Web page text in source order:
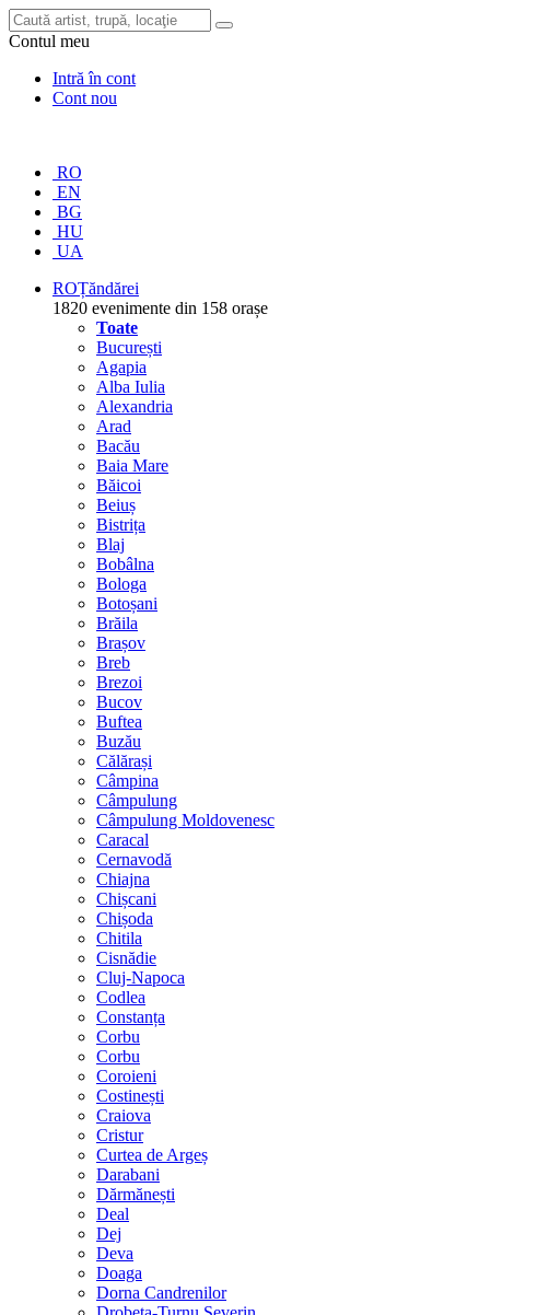
Contul meu
Intră în cont
Cont nou
RO
EN
BG
HU
UA
ROȚăndărei
1820 evenimente din 158 orașe
Toate
București
Agapia
Alba Iulia
Alexandria
Arad
Bacău
Baia Mare
Băicoi
Beiuș
Bistrița
Blaj
Bobâlna
Bologa
Botoșani
Brăila
Brașov
Breb
Brezoi
Bucov
Buftea
Buzău
Călărași
Câmpina
Câmpulung
Câmpulung Moldovenesc
Caracal
Cernavodă
Chiajna
Chișcani
Chișoda
Chitila
Cisnădie
Cluj-Napoca
Codlea
Constanța
Corbu
Corbu
Coroieni
Costinești
Craiova
Cristur
Curtea de Argeș
Darabani
Dărmănești
Deal
Dej
Deva
Doaga
Dorna Candrenilor